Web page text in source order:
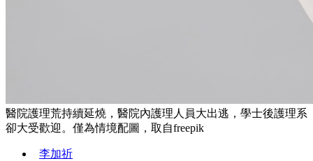
醫院護理荒持續延燒，醫院內護理人員大出逃，學士後護理系
卻大受歡迎。僅為情境配圖，取自freepik
李加祈